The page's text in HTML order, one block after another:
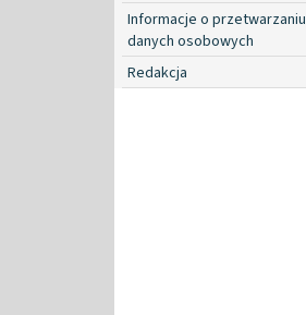
Informacje o przetwarzaniu
danych osobowych
Redakcja